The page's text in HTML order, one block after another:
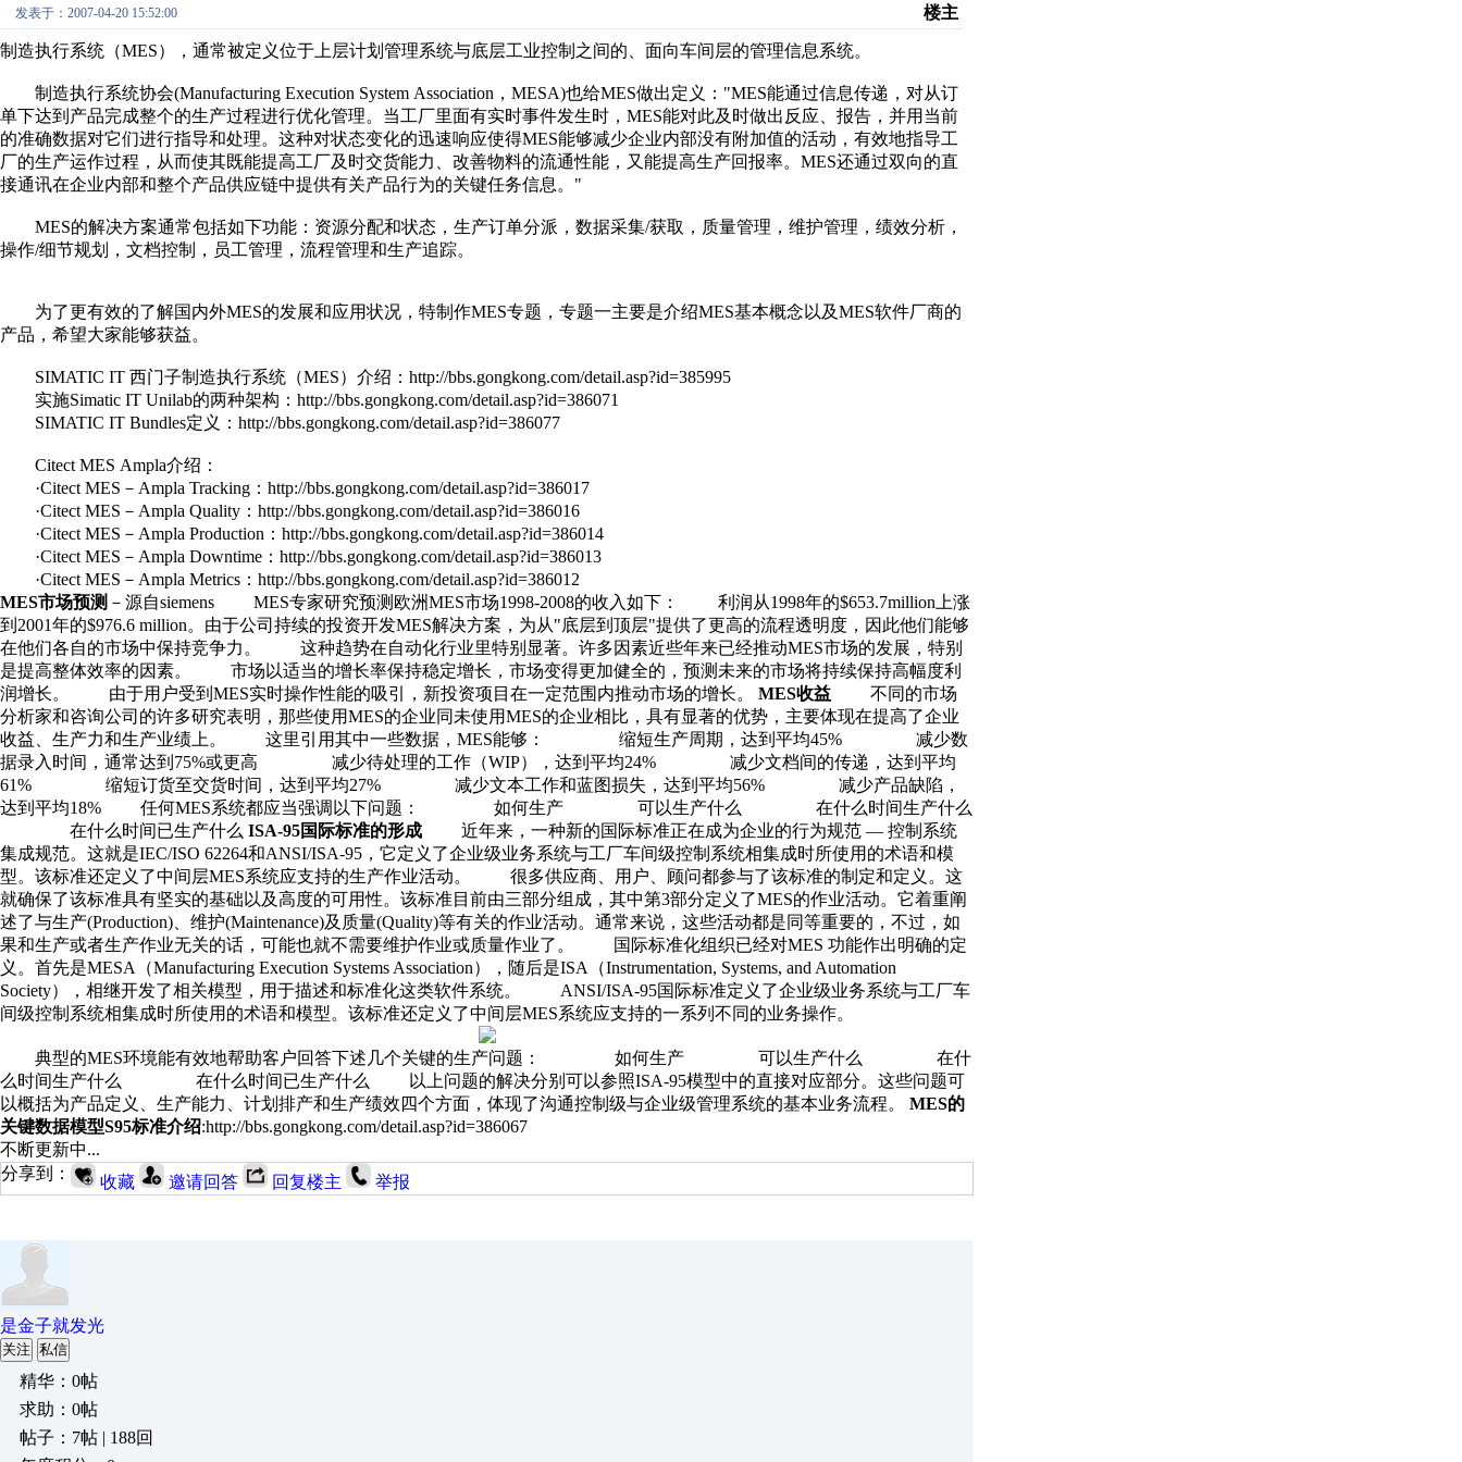
发表于：2007-04-20 15:52:00 楼主
制造执行系统（MES），通常被定义位于上层计划管理系统与底层工业控制之间的、面向车间层的管理信息系统。
制造执行系统协会(Manufacturing Execution System Association，MESA)也给MES做出定义："MES能通过信息传递，对从订
单下达到产品完成整个的生产过程进行优化管理。当工厂里面有实时事件发生时，MES能对此及时做出反应、报告，并用当前
的准确数据对它们进行指导和处理。这种对状态变化的迅速响应使得MES能够减少企业内部没有附加值的活动，有效地指导工
厂的生产运作过程，从而使其既能提高工厂及时交货能力、改善物料的流通性能，又能提高生产回报率。MES还通过双向的直
接通讯在企业内部和整个产品供应链中提供有关产品行为的关键任务信息。"
MES的解决方案通常包括如下功能：资源分配和状态，生产订单分派，数据采集/获取，质量管理，维护管理，绩效分析，
操作/细节规划，文档控制，员工管理，流程管理和生产追踪。
为了更有效的了解国内外MES的发展和应用状况，特制作MES专题，专题一主要是介绍MES基本概念以及MES软件厂商的
产品，希望大家能够获益。
SIMATIC IT 西门子制造执行系统（MES）介绍：http://bbs.gongkong.com/detail.asp?id=385995
实施Simatic IT Unilab的两种架构：http://bbs.gongkong.com/detail.asp?id=386071
SIMATIC IT Bundles定义：http://bbs.gongkong.com/detail.asp?id=386077
Citect MES Ampla介绍：
·Citect MES－Ampla Tracking：http://bbs.gongkong.com/detail.asp?id=386017
·Citect MES－Ampla Quality：http://bbs.gongkong.com/detail.asp?id=386016
·Citect MES－Ampla Production：http://bbs.gongkong.com/detail.asp?id=386014
·Citect MES－Ampla Downtime：http://bbs.gongkong.com/detail.asp?id=386013
·Citect MES－Ampla Metrics：http://bbs.gongkong.com/detail.asp?id=386012
MES市场预测 －源自siemens MES专家研究预测欧洲MES市场1998-2008的收入如下： 利润从1998年的$653.7million上涨
到2001年的$976.6 million。由于公司持续的投资开发MES解决方案，为从"底层到顶层"提供了更高的流程透明度，因此他们能够
在他们各自的市场中保持竞争力。 这种趋势在自动化行业里特别显著。许多因素近些年来已经推动MES市场的发展，特别
是提高整体效率的因素。 市场以适当的增长率保持稳定增长，市场变得更加健全的，预测未来的市场将持续保持高幅度利
润增长。 由于用户受到MES实时操作性能的吸引，新投资项目在一定范围内推动市场的增长。 MES收益 不同的市场
分析家和咨询公司的许多研究表明，那些使用MES的企业同未使用MES的企业相比，具有显著的优势，主要体现在提高了企业
收益、生产力和生产业绩上。 这里引用其中一些数据，MES能够： 缩短生产周期，达到平均45% 减少数
据录入时间，通常达到75%或更高 减少待处理的工作（WIP），达到平均24% 减少文档间的传递，达到平均
61% 缩短订货至交货时间，达到平均27% 减少文本工作和蓝图损失，达到平均56% 减少产品缺陷，
达到平均18% 任何MES系统都应当强调以下问题： 如何生产 可以生产什么 在什么时间生产什么
在什么时间已生产什么 ISA-95国际标准的形成 近年来，一种新的国际标准正在成为企业的行为规范 — 控制系统
集成规范。这就是IEC/ISO 62264和ANSI/ISA-95，它定义了企业级业务系统与工厂车间级控制系统相集成时所使用的术语和模
型。该标准还定义了中间层MES系统应支持的生产作业活动。 很多供应商、用户、顾问都参与了该标准的制定和定义。这
就确保了该标准具有坚实的基础以及高度的可用性。该标准目前由三部分组成，其中第3部分定义了MES的作业活动。它着重阐
述了与生产(Production)、维护(Maintenance)及质量(Quality)等有关的作业活动。通常来说，这些活动都是同等重要的，不过，如
果和生产或者生产作业无关的话，可能也就不需要维护作业或质量作业了。 国际标准化组织已经对MES 功能作出明确的定
义。首先是MESA（Manufacturing Execution Systems Association），随后是ISA（Instrumentation, Systems, and Automation
Society），相继开发了相关模型，用于描述和标准化这类软件系统。 ANSI/ISA-95国际标准定义了企业级业务系统与工厂车
间级控制系统相集成时所使用的术语和模型。该标准还定义了中间层MES系统应支持的一系列不同的业务操作。
典型的MES环境能有效地帮助客户回答下述几个关键的生产问题： 如何生产 可以生产什么 在什
么时间生产什么 在什么时间已生产什么 以上问题的解决分别可以参照ISA-95模型中的直接对应部分。这些问题可
以概括为产品定义、生产能力、计划排产和生产绩效四个方面，体现了沟通控制级与企业级管理系统的基本业务流程。 MES的
关键数据模型S95标准介绍:http://bbs.gongkong.com/detail.asp?id=386067
不断更新中...
分享到：
收藏 邀请回答 回复楼主 举报
是金子就发光
关注 私信
精华：0帖
求助：0帖
帖子：7帖 | 188回